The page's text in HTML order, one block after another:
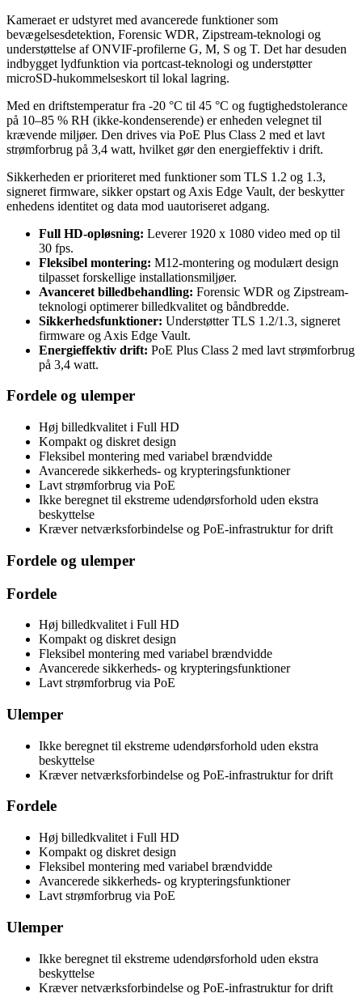
Kameraet er udstyret med avancerede funktioner som
bevægelsesdetektion, Forensic WDR, Zipstream-teknologi og
understøttelse af ONVIF-profilerne G, M, S og T. Det har desuden
indbygget lydfunktion via portcast-teknologi og understøtter
microSD-hukommelseskort til lokal lagring.
Med en driftstemperatur fra -20 °C til 45 °C og fugtighedstolerance
på 10–85 % RH (ikke-kondenserende) er enheden velegnet til
krævende miljøer. Den drives via PoE Plus Class 2 med et lavt
strømforbrug på 3,4 watt, hvilket gør den energieffektiv i drift.
Sikkerheden er prioriteret med funktioner som TLS 1.2 og 1.3,
signeret firmware, sikker opstart og Axis Edge Vault, der beskytter
enhedens identitet og data mod uautoriseret adgang.
Full HD-opløsning: Leverer 1920 x 1080 video med op til
30 fps.
Fleksibel montering: M12-montering og modulært design
tilpasset forskellige installationsmiljøer.
Avanceret billedbehandling: Forensic WDR og Zipstream-
teknologi optimerer billedkvalitet og båndbredde.
Sikkerhedsfunktioner: Understøtter TLS 1.2/1.3, signeret
firmware og Axis Edge Vault.
Energieffektiv drift: PoE Plus Class 2 med lavt strømforbrug
på 3,4 watt.
Fordele og ulemper
Høj billedkvalitet i Full HD
Kompakt og diskret design
Fleksibel montering med variabel brændvidde
Avancerede sikkerheds- og krypteringsfunktioner
Lavt strømforbrug via PoE
Ikke beregnet til ekstreme udendørsforhold uden ekstra
beskyttelse
Kræver netværksforbindelse og PoE-infrastruktur for drift
Fordele og ulemper
Fordele
Høj billedkvalitet i Full HD
Kompakt og diskret design
Fleksibel montering med variabel brændvidde
Avancerede sikkerheds- og krypteringsfunktioner
Lavt strømforbrug via PoE
Ulemper
Ikke beregnet til ekstreme udendørsforhold uden ekstra
beskyttelse
Kræver netværksforbindelse og PoE-infrastruktur for drift
Fordele
Høj billedkvalitet i Full HD
Kompakt og diskret design
Fleksibel montering med variabel brændvidde
Avancerede sikkerheds- og krypteringsfunktioner
Lavt strømforbrug via PoE
Ulemper
Ikke beregnet til ekstreme udendørsforhold uden ekstra
beskyttelse
Kræver netværksforbindelse og PoE-infrastruktur for drift